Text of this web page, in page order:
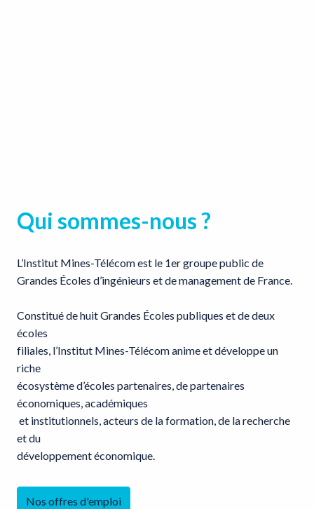
Qui sommes-nous ?
L’Institut Mines-Télécom est le 1er groupe public de
Grandes Écoles d’ingénieurs et de management de France.
Constitué de huit Grandes Écoles publiques et de deux
écoles
filiales, l’Institut Mines-Télécom anime et développe un
riche
écosystème d’écoles partenaires, de partenaires
économiques, académiques
et du
développement économique.
Nos offres d'emploi